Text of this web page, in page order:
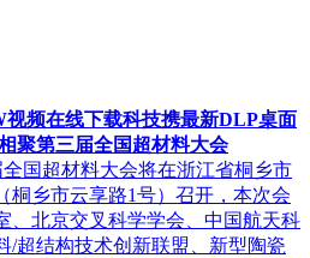
频在线下载科技携最新DLP桌面
相聚第三届全国超材料大会
全国超材料大会将在浙江省桐乡市
乡市云享路1号）召开，本次会
、北京交叉科学学会、中国航天科
/超结构技术创新联盟、新型陶瓷